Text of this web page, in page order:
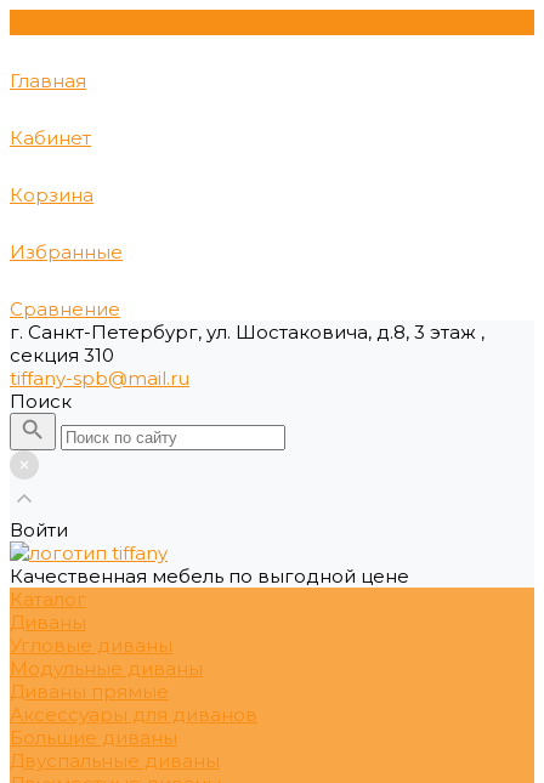
Главная
Кабинет
Корзина
Избранные
Сравнение
г. Санкт-Петербург, ул. Шостаковича, д.8, 3 этаж ,
секция 310
tiffany-spb@mail.ru
Поиск
Войти
Качественная мебель по выгодной цене
Каталог
Диваны
Угловые диваны
Модульные диваны
Диваны прямые
Аксессуары для диванов
Большие диваны
Двуспальные диваны